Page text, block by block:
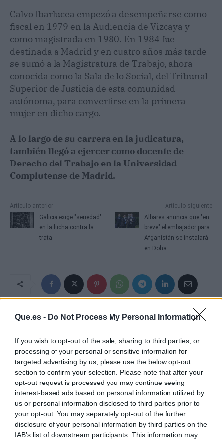
Que.es - Do Not Process My Personal Information
If you wish to opt-out of the sale, sharing to third parties, or
processing of your personal or sensitive information for
targeted advertising by us, please use the below opt-out
section to confirm your selection. Please note that after your
opt-out request is processed you may continue seeing
interest-based ads based on personal information utilized by
us or personal information disclosed to third parties prior to
your opt-out. You may separately opt-out of the further
disclosure of your personal information by third parties on the
IAB’s list of downstream participants. This information may
Calvo Ibarlucea empezó a desempeñarse como
fiscal en 1979 en la Audiencia de Vizcaya y
como magistrada en 1980. En 1984 fue
destinada a Madrid y en cuatro años más tarde
se sumó a la Magistratura de Trabajo, ahora
conocida como la Sala de lo Social, del Tribunal
Superior de Justicia de esta comunidad
autónoma, para convertirse en la primera
mujer en dicho cargo.
A lo largo de su carrera en la judicatura,
también llegó a ejercer como docente de
Derecho del Trabajo en la Universidad
Complutense de Madrid.
Artículo anterior
Galicia exige "seriedad"
en la lucha contra la
trata
Artículo siguiente
Albares anuncia que "en
breve" el embajador para
Afganistán se instalará
en Doha